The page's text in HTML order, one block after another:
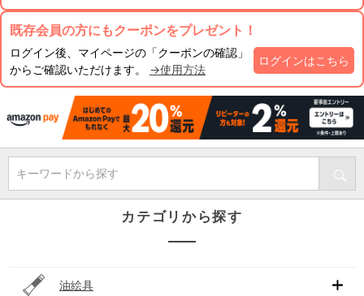
既存会員の方にもクーポンをプレゼント！
ログイン後、マイページの「クーポンの確認」
からご確認いただけます。 →使用方法
ログインはこちら
キーワードから探す
カテゴリから探す
油絵具